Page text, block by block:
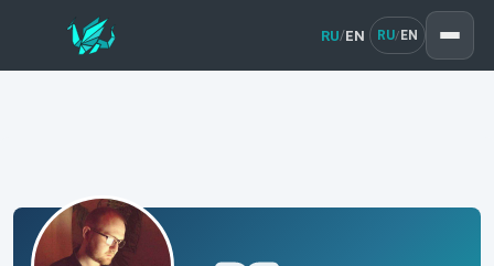
RU/EN RU/ EN
Александр